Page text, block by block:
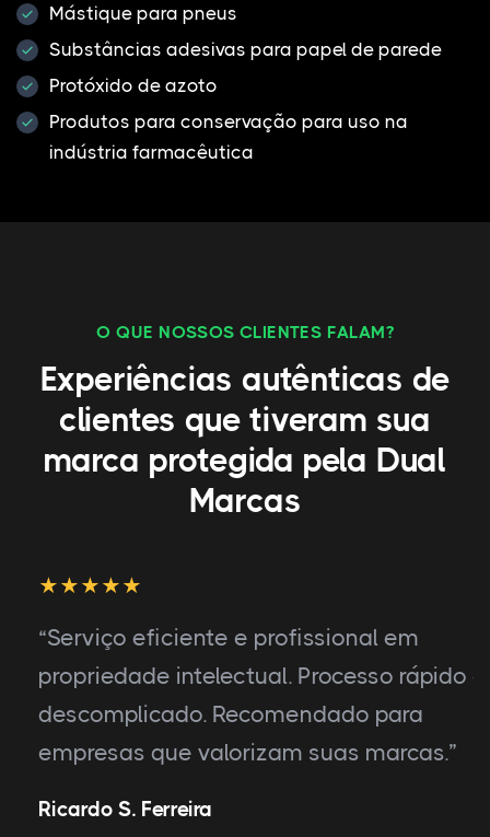
Mástique para pneus
Substâncias adesivas para papel de parede
Protóxido de azoto
Produtos para conservação para uso na
indústria farmacêutica
O QUE NOSSOS CLIENTES FALAM?
Experiências autênticas de
clientes que tiveram sua
marca protegida pela Dual
Marcas
“Serviço eficiente e profissional em
propriedade intelectual. Processo rápido e
descomplicado. Recomendado para
empresas que valorizam suas marcas.”
Ricardo S. Ferreira